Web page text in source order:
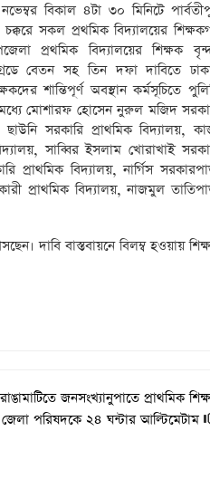
বিকাল ৪টা ৩০ মিনিটে
সকল প্রথমিক বিদ্যালয়ের
প্রথমিক বিদ্যালয়ের শিক্ষক
বেতন সহ তিন দফা দাবিতে
শান্তিপূর্ণ অবস্থান কর্মসূচিতে
মধ্যে মোশারফ হোসেন নুরুল মজিদ
সরকারি প্রাথমিক বিদ্যালয়,
সাব্বির ইসলাম খোরাখাই
প্রাথমিক বিদ্যালয়, নার্গিস
প্রাথমিক বিদ্যালয়, নাজমুল
দাবি বাস্তবায়নে বিলম্ব হওয়ায়
জনসংখ্যানুপাতে প্রাথমিক
পরিষদকে ২৪ ঘন্টার আল্টিমেটাম